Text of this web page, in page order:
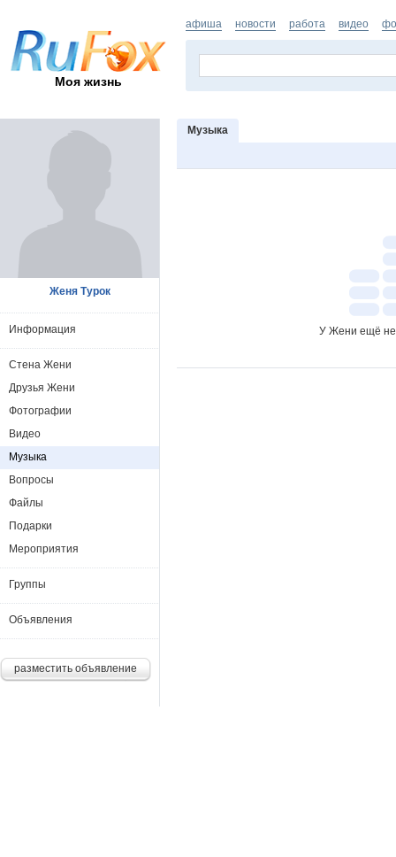
Моя жизнь
афиша новости работа видео
Музыка
У Жени ещё
Женя Турок
Информация
Стена Жени
Друзья Жени
Фотографии
Видео
Музыка
Вопросы
Файлы
Подарки
Мероприятия
Группы
Объявления
разместить объявление